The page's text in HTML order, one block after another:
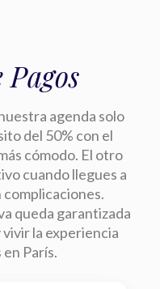
agenda solo
del 50% con el
cómodo. El otro
cuando llegues a
complicaciones.
queda garantizada
la experiencia
París.